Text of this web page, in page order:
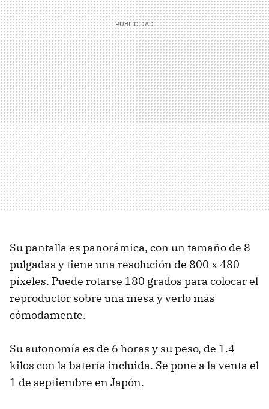
Su pantalla es panorámica, con un tamaño de 8
pulgadas y tiene una resolución de 800 x 480
píxeles. Puede rotarse 180 grados para colocar el
reproductor sobre una mesa y verlo más
cómodamente.
Su autonomía es de 6 horas y su peso, de 1.4
kilos con la batería incluida. Se pone a la venta el
1 de septiembre en Japón.